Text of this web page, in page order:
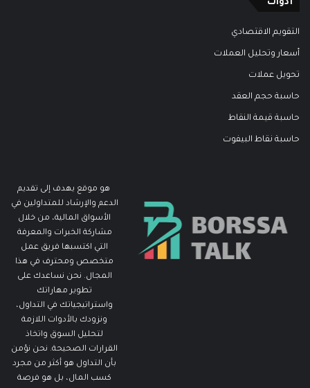
أدوات
التقويم الاقتصادي
أسعار وتحليل العملات
تحويل عملات
حاسبة حجم العقد
حاسبة قيمة النقاط
حاسبة نقاط البيفوت
هو موقع يهدف إلى تقديم
الدعم والإرشاد للمتداولين في
الأسواق المالية، من خلال
مشاركة الخبرات والمعرفة
التي اكتسبها فريق عمل
متخصص ومحترف في هذا
المجال. نحن نساعدك على
تطوير مهاراتك
واستراتيجياتك في التداول،
ونزودك بالأدوات اللازمة
لتحليل السوق واتخاذ
القرارات الصحيحة. نحن نؤمن
بأن التداول هو أكثر من مجرد
كسب المال، بل هو فرصة